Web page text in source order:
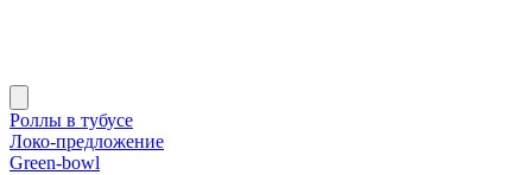
Роллы в тубусе
Локо-предложение
Green-bowl